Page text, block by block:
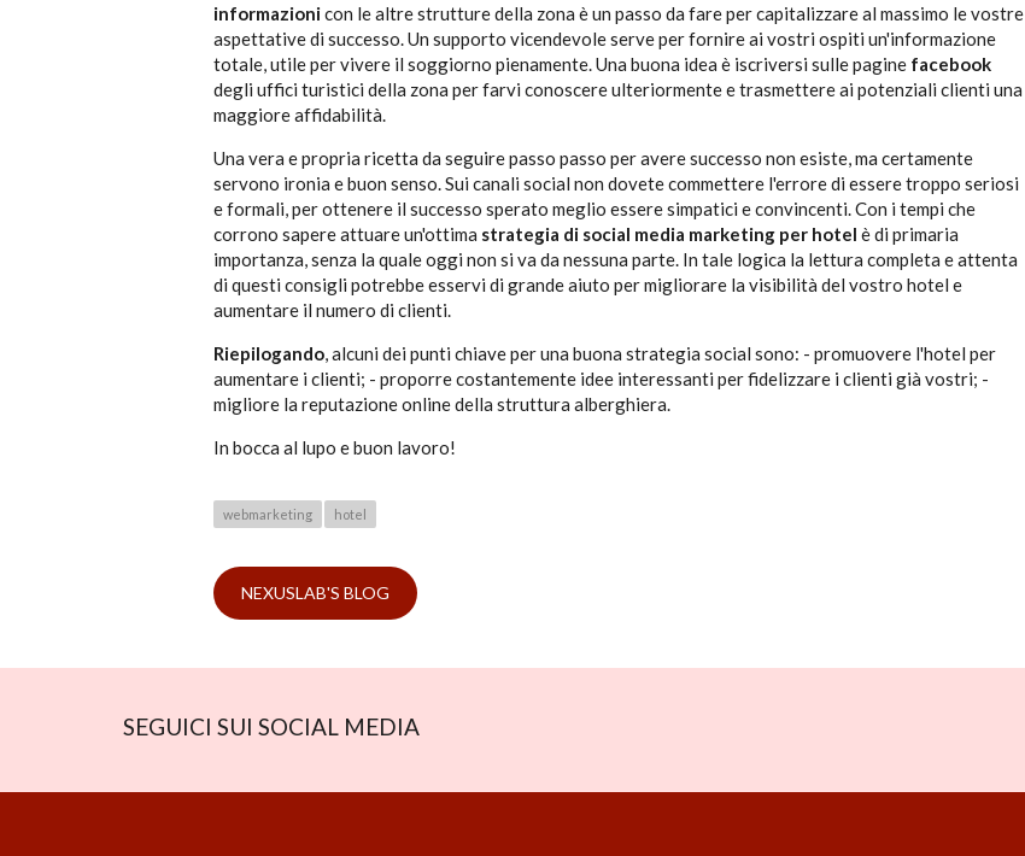
informazionicon le altre strutture della zona è un passo da fare per capitalizzare al massimo le vostre
aspettative di successo. Un supporto vicendevole serve per fornire ai vostri ospiti un'informazione
totale, utile per vivere il soggiorno pienamente. Una buona idea è iscriversi sulle pagine facebook
degli uffici turistici della zona per farvi conoscere ulteriormente e trasmettere ai potenziali clienti una
maggiore affidabilità.
Una vera e propria ricetta da seguire passo passo per avere successo non esiste, ma certamente
servono ironia e buon senso. Sui canali social non dovete commettere l'errore di essere troppo seriosi
e formali, per ottenere il successo sperato meglio essere simpatici e convincenti. Con i tempi che
corrono sapere attuare un'ottima strategia di social media marketing per hotel è di primaria
importanza, senza la quale oggi non si va da nessuna parte. In tale logica la lettura completa e attenta
di questi consigli potrebbe esservi di grande aiuto per migliorare la visibilità del vostro hotel e
aumentare il numero di clienti.
Riepilogando , alcuni dei punti chiave per una buona strategia social sono: - promuovere l'hotel per
aumentare i clienti; - proporre costantemente idee interessanti per fidelizzare i clienti già vostri; -
migliore la reputazione online della struttura alberghiera.
In bocca al lupo e buon lavoro!
webmarketing hotel
NEXUSLAB'S BLOG
SEGUICI SUI SOCIAL MEDIA